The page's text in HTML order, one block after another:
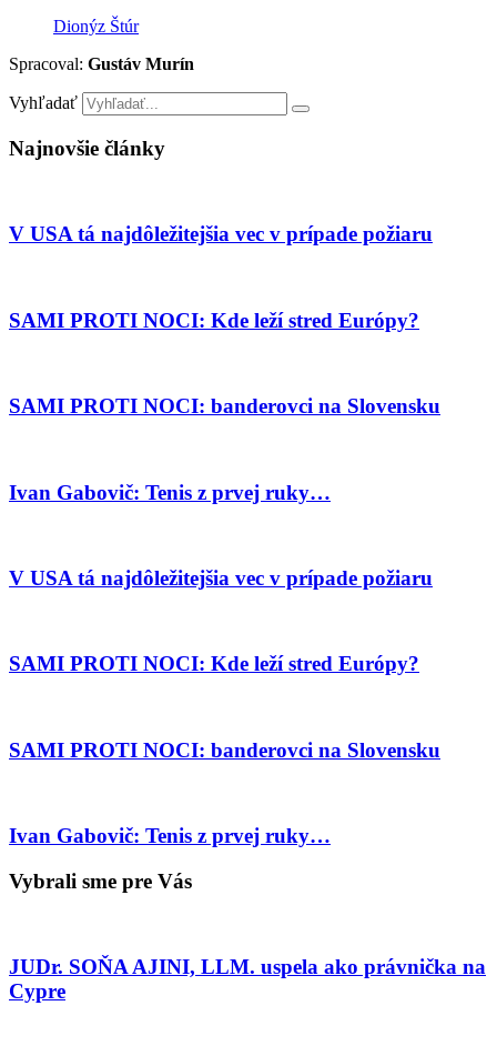
Dionýz Štúr
Spracoval: Gustáv Murín
Vyhľadať
Najnovšie články
V USA tá najdôležitejšia vec v prípade požiaru
SAMI PROTI NOCI: Kde leží stred Európy?
SAMI PROTI NOCI: banderovci na Slovensku
Ivan Gabovič: Tenis z prvej ruky…
V USA tá najdôležitejšia vec v prípade požiaru
SAMI PROTI NOCI: Kde leží stred Európy?
SAMI PROTI NOCI: banderovci na Slovensku
Ivan Gabovič: Tenis z prvej ruky…
Vybrali sme pre Vás
JUDr. SOŇA AJINI, LLM. uspela ako právnička na
Cypre